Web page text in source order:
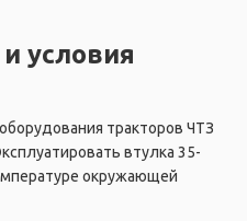
условия
тракторов ЧТЗ
втулка 35-
окружающей